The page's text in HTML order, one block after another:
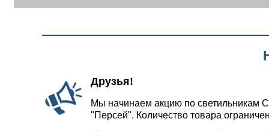
Друзья!
Мы начинаем акцию по светильникам
"Персей". Количество товара